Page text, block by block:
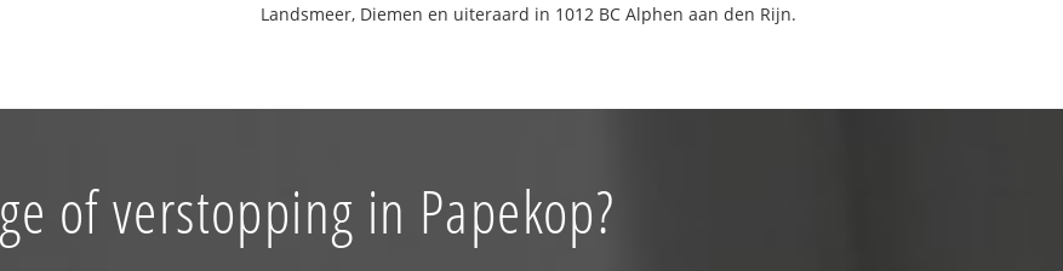
Landsmeer, Diemen en uiteraard in 1012 BC Alphen aan den Rijn.
of verstopping in Papekop?